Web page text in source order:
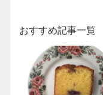
おすすめ記事一覧